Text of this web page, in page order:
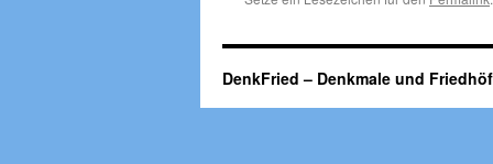
DenkFried – Denkmale und